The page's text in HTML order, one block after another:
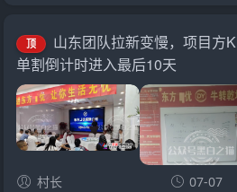
顶
山东团队拉新变慢，项目方
单割倒计时进入最后10天
村长 07-07